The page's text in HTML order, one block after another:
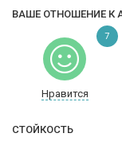
динамичен и нежен
цветочные ноты
запах идеальным
начиная от
удалось создать
ВАШЕ ОТНОШЕНИЕ К
Нравится
7
СТОЙКОСТЬ